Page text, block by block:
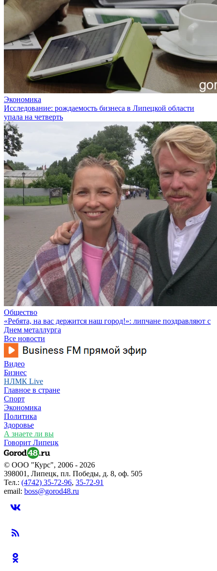
Экономика
Исследование: рождаемость бизнеса в Липецкой области
упала на четверть
Общество
«Ребята, на вас держится наш город!»: липчане поздравляют с
Днем металлурга
Все новости
Видео
Бизнес
НЛМК Live
Главное в стране
Спорт
Экономика
Политика
Здоровье
А знаете ли вы
Говорит Липецк
© ООО "Курс", 2006 - 2026
398001, Липецк, пл. Победы, д. 8, оф. 505
Тел.: (4742) 35-72-96, 35-72-91
email: boss@gorod48.ru